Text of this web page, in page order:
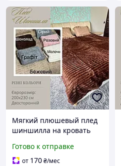
Мягкий плюшевый плед
шиншилла на кровать
Меховой плед-покрывало
двустороннее
Готово к отправке
от 170₴/мес